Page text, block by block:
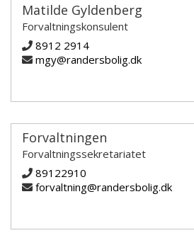
Matilde Gyldenberg
Forvaltningskonsulent
8912 2914
mgy@randersbolig.dk
Forvaltningen
Forvaltningssekretariatet
89122910
forvaltning@randersbolig.dk